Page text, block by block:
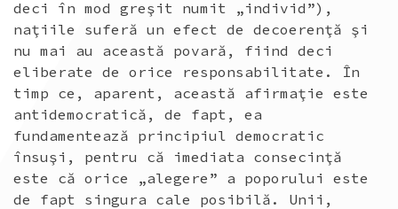
deci în mod greşit numit „individ”),
naţiile suferă un efect de decoerenţă şi
nu mai au această povară, fiind deci
eliberate de orice responsabilitate. În
timp ce, aparent, această afirmaţie este
antidemocratică, de fapt, ea
fundamentează principiul democratic
însuşi, pentru că imediata consecinţă
este că orice „alegere” a poporului este
de fapt singura cale posibilă. Unii,